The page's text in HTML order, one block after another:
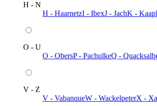
H - N
H - HaarnetzI - IbexJ - JachK - Kaap
O - U
O - ObersP - PachulkeQ -
V - Z
V - VabanqueW - WackelpeterX -